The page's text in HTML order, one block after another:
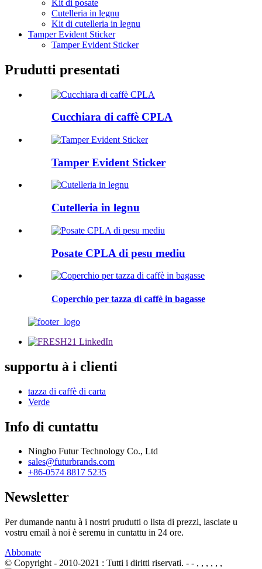
Kit di posate
Cutelleria in legnu
Kit di cutelleria in legnu
Tamper Evident Sticker
Tamper Evident Sticker
Prudutti presentati
Cucchiara di caffè CPLA
Tamper Evident Sticker
Cutelleria in legnu
Posate CPLA di pesu mediu
Coperchio per tazza di caffè in bagasse
supportu à i clienti
tazza di caffè di carta
Verde
Info di cuntattu
Ningbo Futur Technology Co., Ltd
sales@futurbrands.com
+86-0574 8817 5235
Newsletter
Per dumande nantu à i nostri prudutti o lista di prezzi, lasciate u
vostru email à noi è seremu in cuntattu in 24 ore.
Abbonate
© Copyright - 2010-2021 : Tutti i diritti riservati. - - , , , , , ,